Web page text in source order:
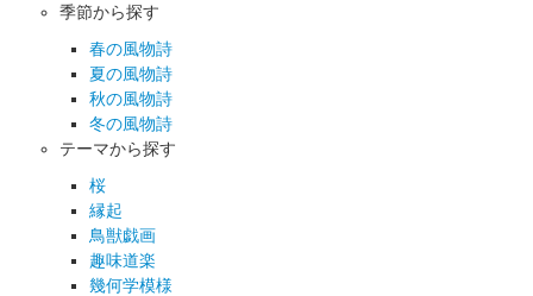
季節から探す
春の風物詩
夏の風物詩
秋の風物詩
冬の風物詩
テーマから探す
桜
縁起
鳥獣戯画
趣味道楽
幾何学模様